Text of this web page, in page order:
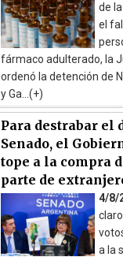
de
el
fármaco adulterado, la
ordenó la detención de
y Ga...(+)
Para destrabar el
Senado, el
tope a la compra
parte de
4/8/
a la